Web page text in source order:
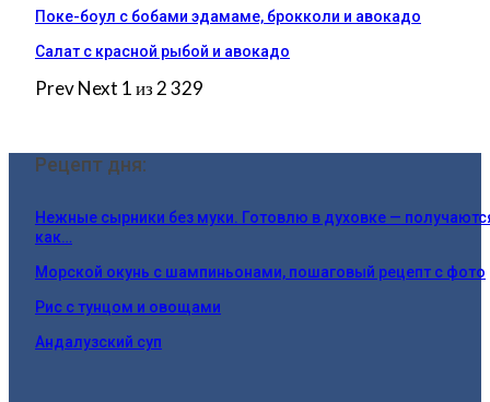
Поке-боул с бобами эдамаме, брокколи и авокадо
Салат с красной рыбой и авокадо
PrevNext 1 из 2 329
Рецепт дня:
Нежные сырники без муки. Готовлю в духовке —
как…
Морской окунь с шампиньонами, пошаговый рецепт с фото
Рис с тунцом и овощами
Андалузский суп